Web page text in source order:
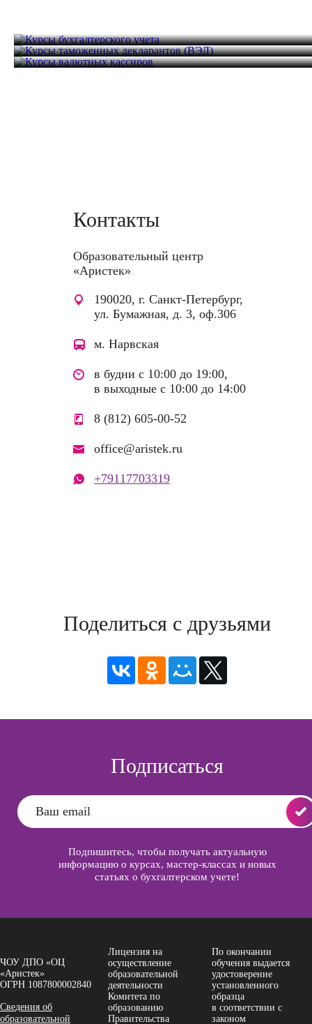
68 часов 43 000 руб.
Курсы таможенных декларантов (ВЭД)
Курсы валютных кассиров
Контакты
Образовательный центр
«Аристек»
190020, г. Санкт-Петербург,
ул. Бумажная, д. 3, оф.306
м. Нарвская
в будни с 10:00 до 19:00,
в выходные с 10:00 до 14:00
8 (812) 605-00-52
office@aristek.ru
+79117703319
Поделиться с друзьями
Подписаться
Подпишитесь, чтобы получать актуальную
информацию о курсах, мастер-классах и новых
статьях о бухгалтерском учете!
ЧОУ ДПО «ОЦ
«Аристек»
ОГРН 1087800002840
Сведения об
образовательной
Лицензия на
осуществление
образовательной
деятельности
Комитета по
образованию
Правительства
По окончании
обучения выдается
удостоверение
установленного
образца
в соответствии с
законом